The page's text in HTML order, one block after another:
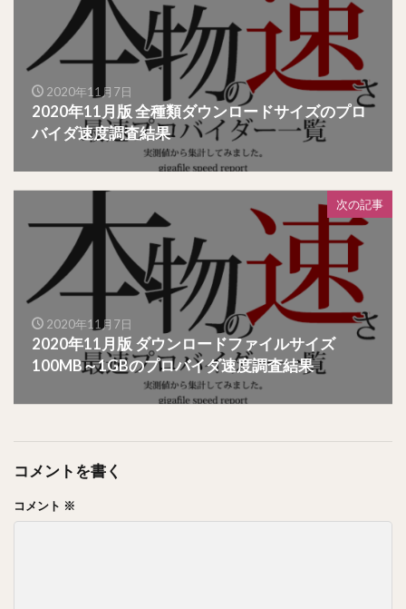
2020年11月7日
2020年11月版 全種類ダウンロードサイズのプロ
バイダ速度調査結果
次の記事
2020年11月7日
2020年11月版 ダウンロードファイルサイズ
100MB～1GBのプロバイダ速度調査結果
コメントを書く
コメント ※